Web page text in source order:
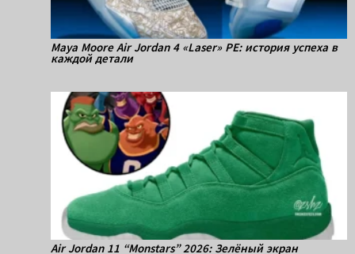
Maya Moore Air Jordan 4 «Laser» PE: история успеха в
каждой детали
Air Jordan 11 “Monstars” 2026: Зелёный экран